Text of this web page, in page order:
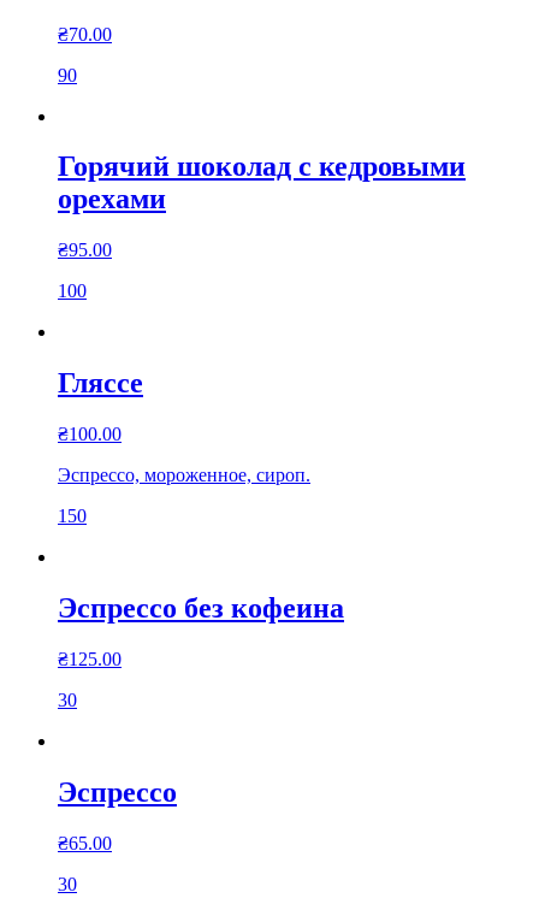
₴70.00
90
Горячий шоколад с кедровыми
орехами
₴95.00
100
Гляссе
₴100.00
Эспрессо, мороженное, сироп.
150
Эспрессо без кофеина
₴125.00
30
Эспрессо
₴65.00
30